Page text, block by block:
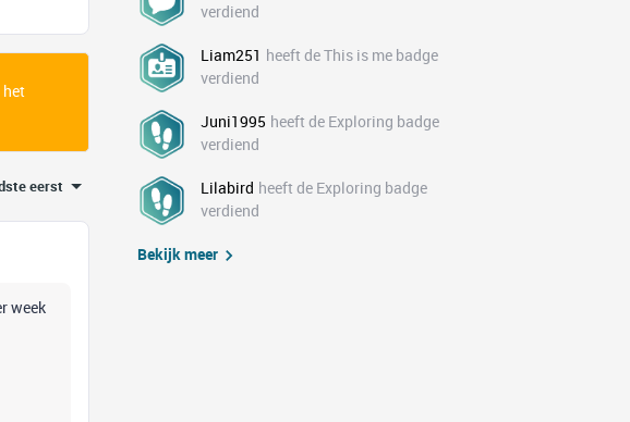
eerst
week
verdiend
Liam251 heeft de This is me badge
verdiend
Juni1995 heeft de Exploring badge
verdiend
Lilabird heeft de Exploring badge
verdiend
Bekijk meer